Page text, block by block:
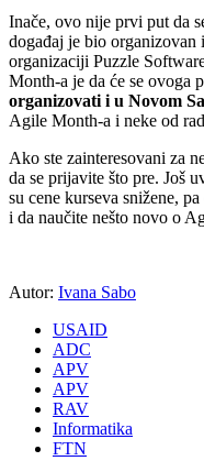
Inače, ovo nije prvi put da
događaj je bio organizovan
organizaciji Puzzle
Month-a je da će se ovoga
organizovati i u Novom
Agile Month-a i neke od
Ako ste zainteresovani za
da se prijavite što pre. Još
su cene kurseva snižene,
i da naučite nešto novo o
Autor: Ivana Sabo
USAID
ADC
APV
APV
RAV
Informatika
FTN